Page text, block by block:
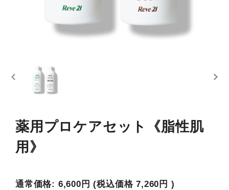
薬用プロケアセット《脂性肌
用》
通常価格: 6,600円 (税込価格7,260円 )